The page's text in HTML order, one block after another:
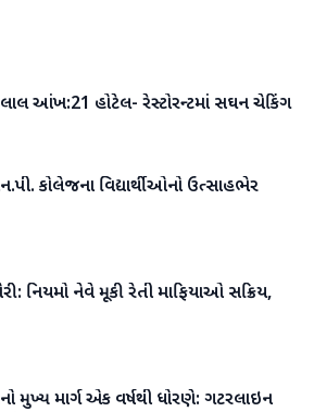
લાલ આંખ:21 હોટેલ- રેસ્ટોરન્ટમાં સઘન ચેકિંગ
કોલેજના વિદ્યાર્થીઓનો ઉત્સાહભેર
નિયમો નેવે મૂકી રેતી માફિયાઓ સક્રિય,
મુખ્ય માર્ગ એક વર્ષથી ધોરણે: ગટરલાઇન